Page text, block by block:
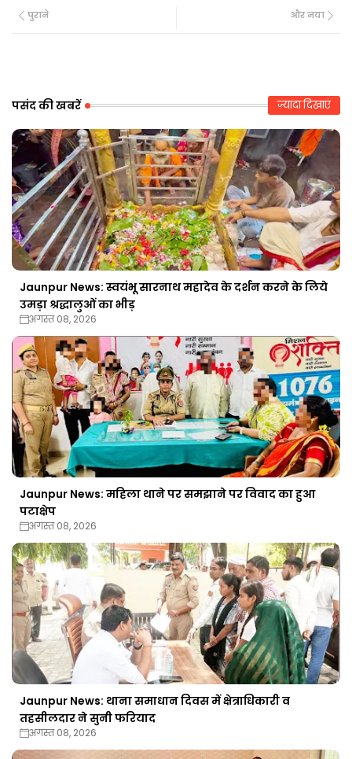
और नया
पुराने
पसंद की खबरें ज़्यादा दिखाएं
Jaunpur News: स्वयंभू सारनाथ महादेव के दर्शन करने के लिये
उमड़ा श्रद्धालुओं का भीड़
अगस्त 08, 2026
Jaunpur News: महिला थाने पर समझाने पर विवाद का हुआ
पटाक्षेप
अगस्त 08, 2026
Jaunpur News: थाना समाधान दिवस में क्षेत्राधिकारी व
तहसीलदार ने सुनी फरियाद
अगस्त 08, 2026